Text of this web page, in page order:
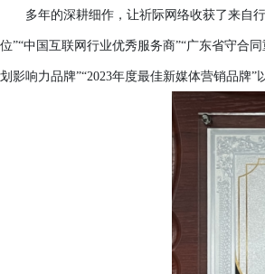
多年的深耕细作，让祈际网络收获了来自
位”“中国互联网行业优秀服务商”“广东省守合
划影响力品牌”“2023年度最佳新媒体营销品牌